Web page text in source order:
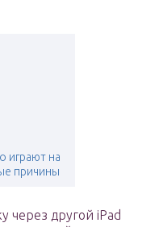
играют на
причины
через другой iPad